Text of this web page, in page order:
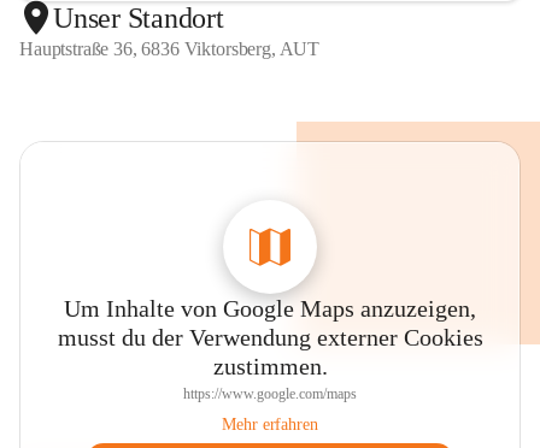
Unser Standort
Hauptstraße 36, 6836 Viktorsberg, AUT
Um Inhalte von Google Maps anzuzeigen,
musst du der Verwendung externer Cookies
zustimmen.
https://www.google.com/maps
Mehr erfahren